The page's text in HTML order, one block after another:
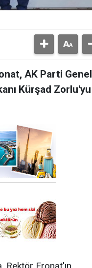
AK Parti Genel
Kürşad Zorlu'yu
Rektör Eronat'ın